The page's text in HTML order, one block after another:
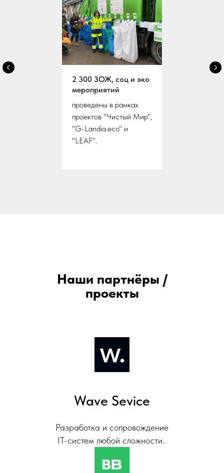
2 300 ЗОЖ, соц и эко
мероприятий
проведены в рамках
проектов "Чистый Мир",
"G-Landia.eco" и
"LEAF".
Наши партнёры /
проекты
Wave Sevice
Разработка и сопровождение
IT-систем любой сложности..